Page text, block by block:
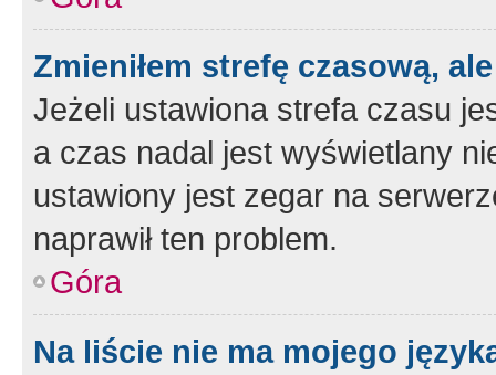
Zmieniłem strefę czasową,
Jeżeli ustawiona strefa czasu
a czas nadal jest wyświetlany
ustawiony jest zegar na
naprawił ten problem.
Góra
Na liście nie ma mojego